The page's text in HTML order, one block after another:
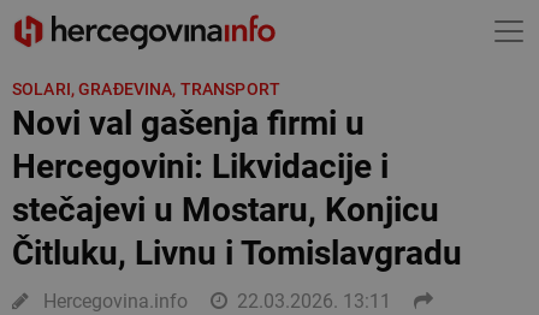
SOLARI, GRAĐEVINA, TRANSPORT
Novi val gašenja firmi u
Hercegovini: Likvidacije i
stečajevi u Mostaru, Konjicu
Čitluku, Livnu i Tomislavgradu
Hercegovina.info 22.03.2026. 13:11